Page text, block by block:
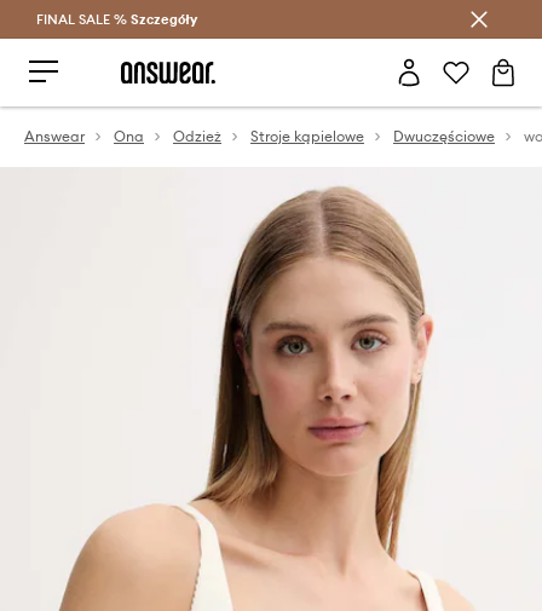
Oszczędzaj z Answear Club >
FINAL SALE % Szczegóły
Answear Ona Odzież Stroje kąpielowe Dwuczęściowe